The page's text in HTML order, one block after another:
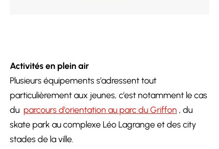
Activités en plein air
Plusieurs équipements s’adressent tout
particulièrement aux jeunes, c’est notamment le cas
du parcours d’orientation au parc du Griffon , du
skate park au complexe Léo Lagrange et des city
stades de la ville.